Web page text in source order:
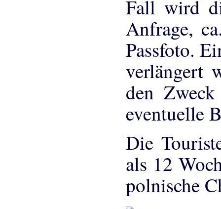
Fall wird
Anfrage,
Passfoto.
verlängert
den
eventuelle
Die
als 12
polnische